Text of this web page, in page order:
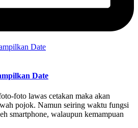
Date
foto lawas cetakan maka akan
pojok. Namun seiring waktu fungsi
smartphone, walaupun kemampuan